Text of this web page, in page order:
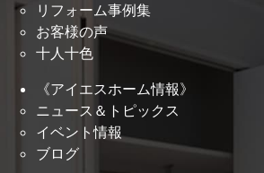
リフォーム事例集
お客様の声
十人十色
《アイエスホーム情報》
ニュース＆トピックス
イベント情報
ブログ